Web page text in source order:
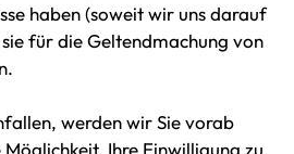
haben (soweit wir uns darauf
für die Geltendmachung von
werden wir Sie vorab
Ihre Einwilligung zu